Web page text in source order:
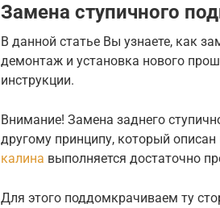
Замена ступичного
В данной статье Вы узнаете, как
демонтаж и установка нового
инструкции.
Внимание! Замена заднего
другому принципу, который
калина выполняется достаточно
Для этого поддомкрачиваем ту